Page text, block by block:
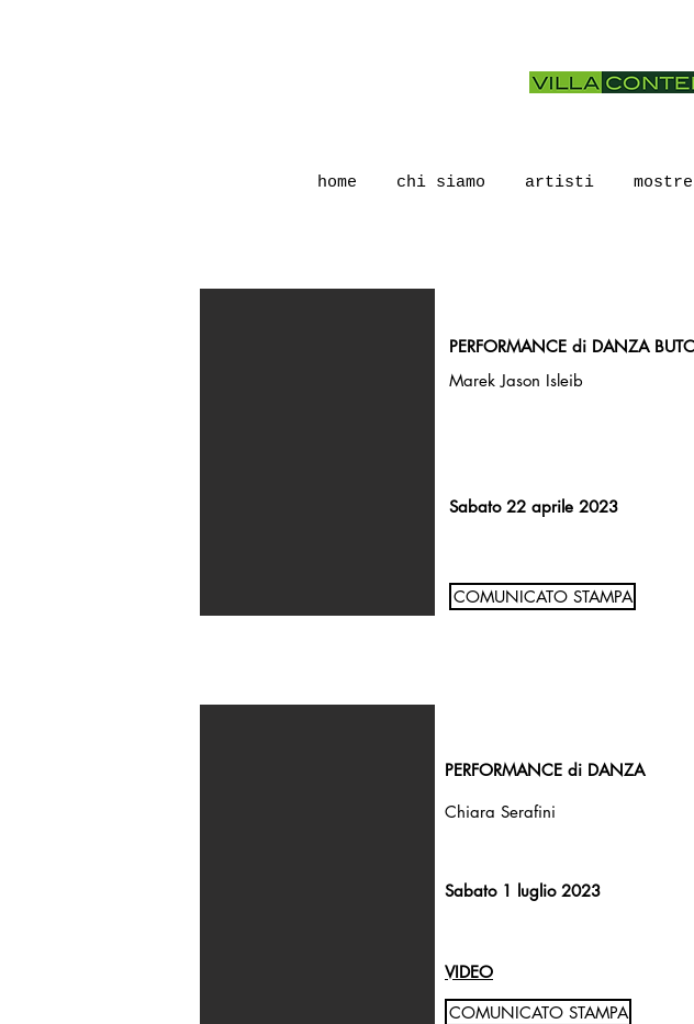
home chi siamo artisti mostre
PERFORMANCE di DANZA
Marek Jason Isleib
Sabato 22 aprile 2023
COMUNICATO STAMPA
PERFORMANCE di DANZA
Chiara Serafini
Sabato 1 luglio 2023
VIDEO
COMUNICATO STAMPA